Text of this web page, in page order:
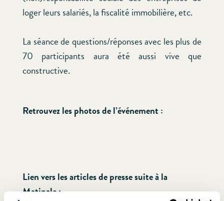
loger leurs salariés, la fiscalité immobilière, etc.
La séance de questions/réponses avec les plus de
70 participants aura été aussi vive que
constructive.
Retrouvez les photos de l’événement :
Lien vers les articles de presse suite à la
Matinale :